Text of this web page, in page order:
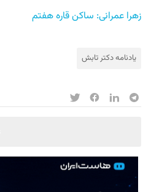
زهرا عمرانی: ساکن قاره هفتم
یادنامه دکتر تابش